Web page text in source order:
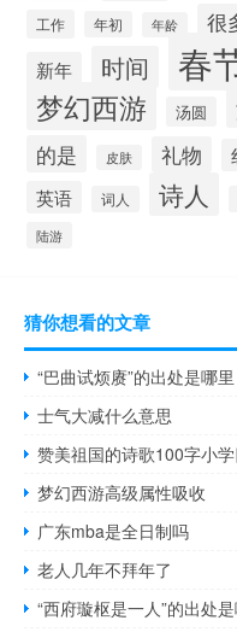
工作 年初 年龄 很
新年 时间 春
梦幻西游 汤圆
的是 皮肤 礼物
英语 词人 诗人
陆游
猜你想看的文章
“巴曲试烦赓”的出处是哪里
士气大减什么意思
梦幻西游高级属性吸收
广东mba是全日制吗
老人几年不拜年了
“西府璇枢是一人”的出处